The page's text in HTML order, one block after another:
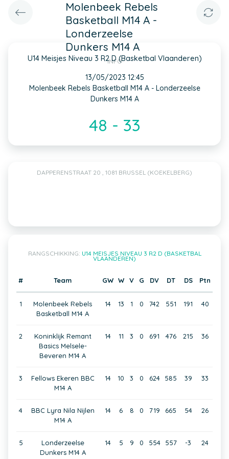
Molenbeek Rebels
Basketball M14 A -
Londerzeelse
Dunkers M14 A
U14 Meisjes Niveau 3 R2 D (Basketbal Vlaanderen)
INFO
13/05/2023 12:45
Molenbeek Rebels Basketball M14 A - Londerzeelse
Dunkers M14 A
48 - 33
DAPPERENSTRAAT 20 , 1081 BRUSSEL (KOEKELBERG)
RANGSCHIKKING: U14 MEISJES NIVEAU 3 R2 D (BASKETBAL
VLAANDEREN)
# Team GW W V G DV DT DS Ptn
1
Molenbeek Rebels
Basketball M14 A
14 13 1 0 742 551 191 40
2
Koninklijk Remant
Basics Melsele-
Beveren M14 A
14 11 3 0 691 476 215 36
3
Fellows Ekeren BBC
M14 A
14 10 3 0 624 585 39 33
4
BBC Lyra Nila Nijlen
M14 A
14 6 8 0 719 665 54 26
5
Londerzeelse
Dunkers M14 A
14 5 9 0 554 557 -3 24